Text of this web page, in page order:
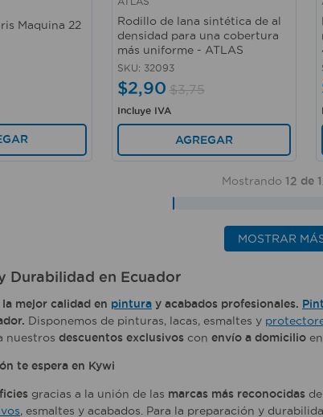
Maquina 22
Rodillo de lana sintética de al
densidad para una cobertura
más uniforme - ATLAS
SKU: 32093
$2,90 $3,75
Incluye IVA
AGREGAR
Mostrando 12 de
MOSTRAR
Durabilidad en Ecuador
la mejor calidad en pintura y acabados profesionales.
Disponemos de pinturas, lacas, esmaltes y
nuestros descuentos exclusivos con envío a domicilio en
te espera en Kywi
gracias a la unión de las marcas más reconocidas
, esmaltes y acabados. Para la preparación y